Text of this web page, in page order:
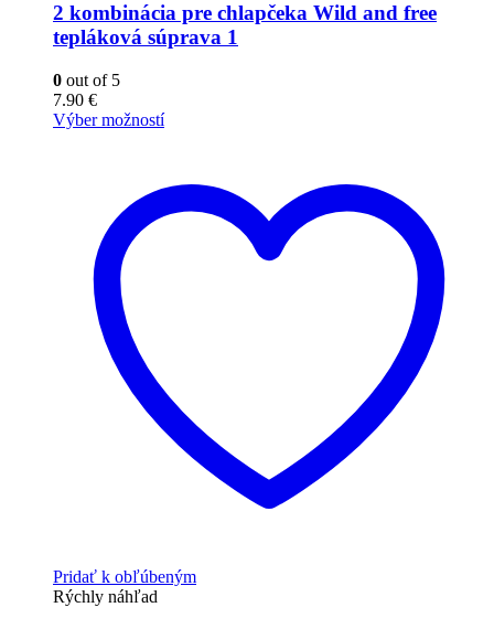
2 kombinácia pre chlapčeka Wild and free
tepláková súprava 1
0 out of 5
7.90 €
Výber možností
Pridať k obľúbeným
Rýchly náhľad